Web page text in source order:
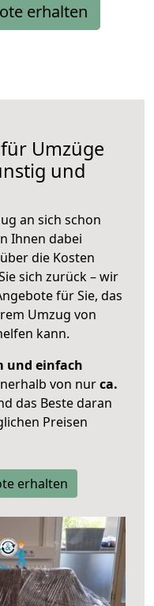
erhalten
Umzüge
und
an sich schon
Ihnen dabei
die Kosten
sich zurück – wir
für Sie, das
Umzug von
kann.
und einfach
von nurca.
das Beste daran
Preisen
erhalten